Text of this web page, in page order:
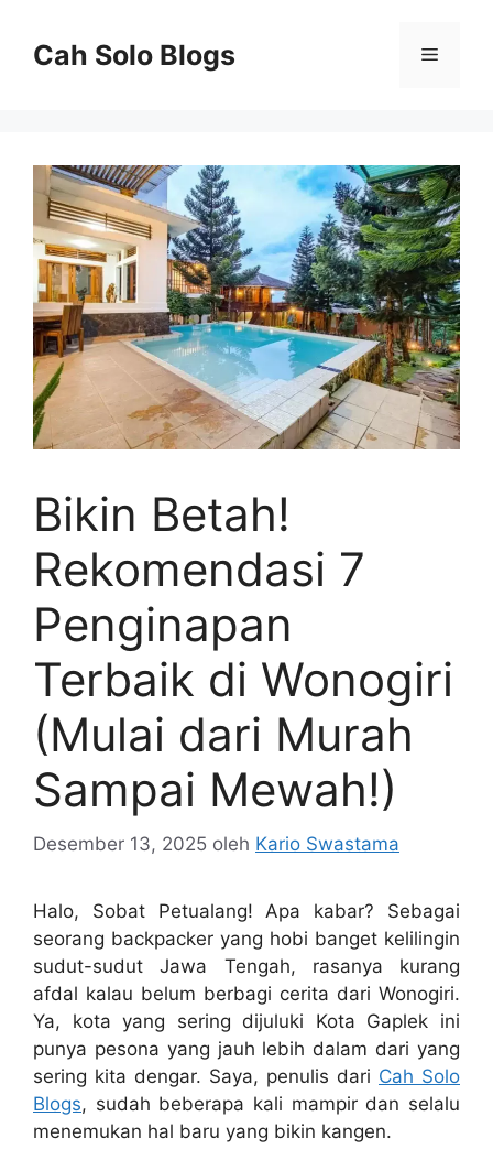
Cah Solo Blogs Menu
Bikin Betah!
Rekomendasi 7
Penginapan
Terbaik di Wonogiri
(Mulai dari Murah
Sampai Mewah!)
Desember 13, 2025 oleh Kario Swastama
Halo, Sobat Petualang! Apa kabar? Sebagai
seorang backpacker yang hobi banget kelilingin
sudut-sudut Jawa Tengah, rasanya kurang
afdal kalau belum berbagi cerita dari Wonogiri.
Ya, kota yang sering dijuluki Kota Gaplek ini
punya pesona yang jauh lebih dalam dari yang
sering kita dengar. Saya, penulis dari Cah Solo
Blogs, sudah beberapa kali mampir dan selalu
menemukan hal baru yang bikin kangen.